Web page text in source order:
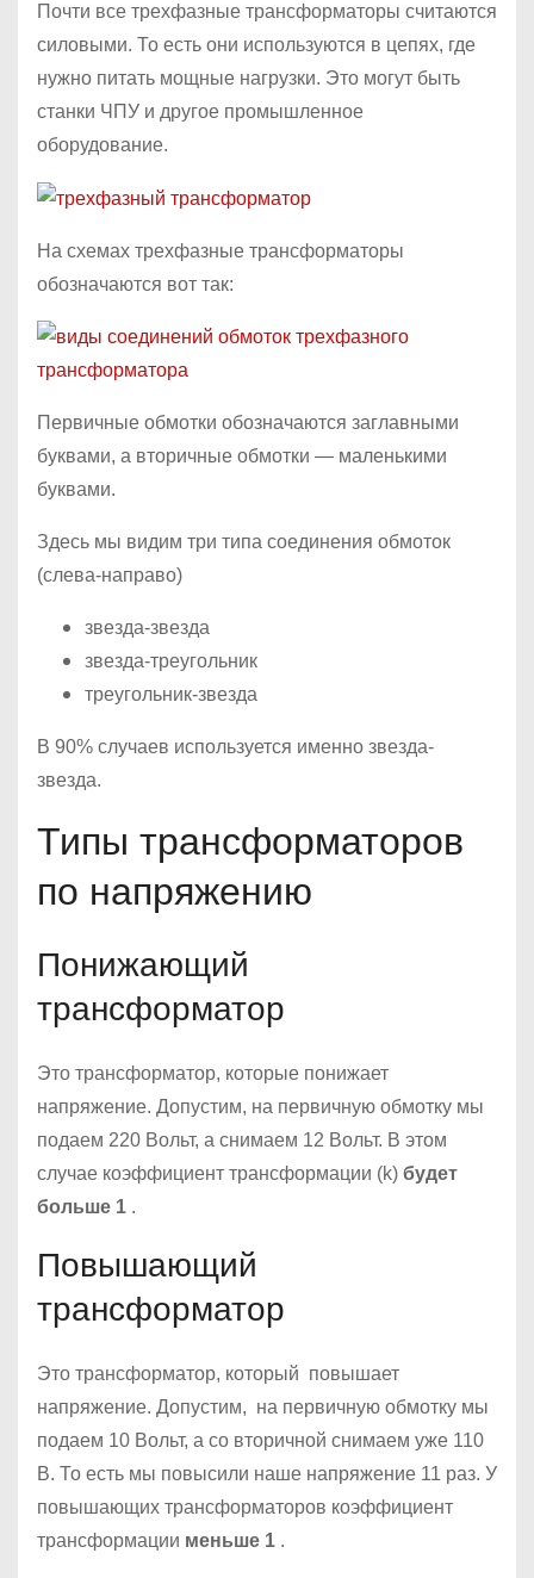
Почти все трехфазные трансформаторы считаются
силовыми. То есть они используются в цепях, где
нужно питать мощные нагрузки. Это могут быть
станки ЧПУ и другое промышленное
оборудование.
На схемах трехфазные трансформаторы
обозначаются вот так:
Первичные обмотки обозначаются заглавными
буквами, а вторичные обмотки — маленькими
буквами.
Здесь мы видим три типа соединения обмоток
(слева-направо)
звезда-звезда
звезда-треугольник
треугольник-звезда
В 90% случаев используется именно звезда-
звезда.
Типы трансформаторов
по напряжению
Понижающий
трансформатор
Это трансформатор, которые понижает
напряжение. Допустим, на первичную обмотку мы
подаем 220 Вольт, а снимаем 12 Вольт. В этом
случае коэффициент трансформации (k) будет
больше 1 .
Повышающий
трансформатор
Это трансформатор, который повышает
напряжение. Допустим, на первичную обмотку мы
подаем 10 Вольт, а со вторичной снимаем уже 110
В. То есть мы повысили наше напряжение 11 раз. У
повышающих трансформаторов коэффициент
трансформации меньше 1 .